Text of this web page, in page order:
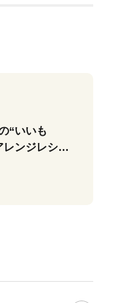
“いいも
ンジレシピ